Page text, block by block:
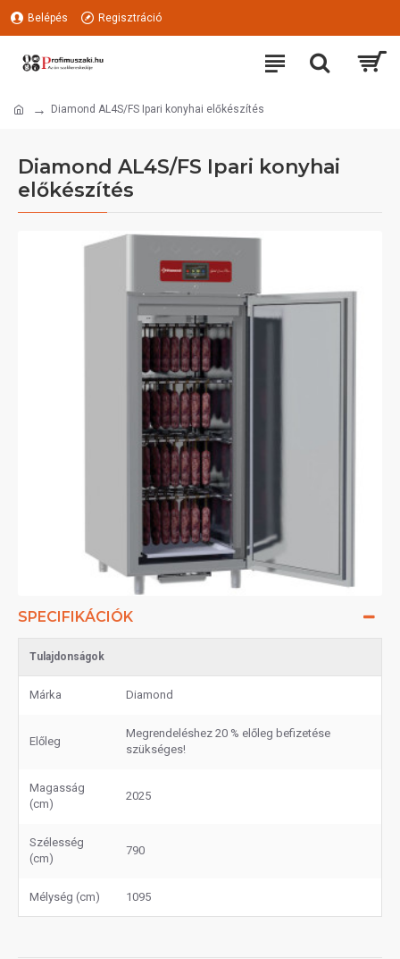
Belépés Regisztráció
Diamond AL4S/FS Ipari konyhai előkészítés
Diamond AL4S/FS Ipari konyhai
előkészítés
SPECIFIKÁCIÓK
Tulajdonságok
Márka Diamond
Előleg
Megrendeléshez 20 % előleg befizetése
szükséges!
Magasság
(cm)
2025
Szélesség
(cm)
790
Mélység (cm) 1095